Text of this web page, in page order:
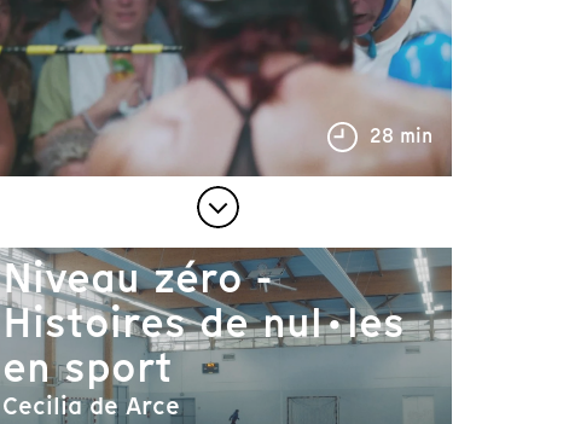
28 min
Niveau zéro -
Histoires de nul·les
en sport
Cecilia de Arce